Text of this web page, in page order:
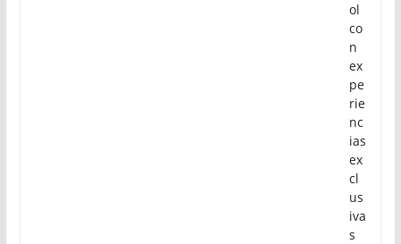
ol
co
n
ex
pe
rie
nc
ias
ex
cl
us
iva
s